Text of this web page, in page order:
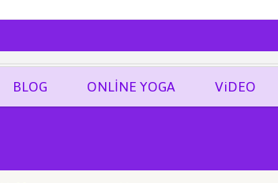
BLOG ONLİNE YOGA ViDEO